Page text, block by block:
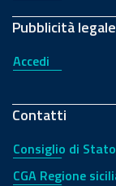
Pubblicità legale
Accedi
Contatti
Consiglio di Stato
CGA Regione